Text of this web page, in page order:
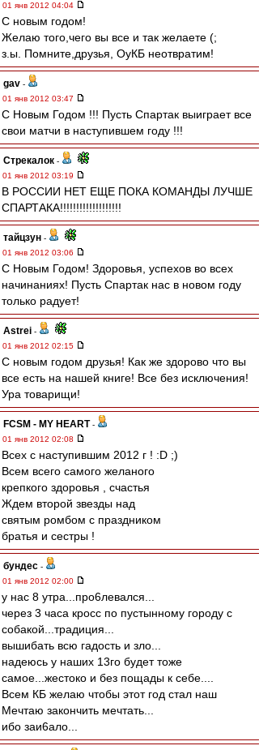
01 янв 2012 04:04
С новым годом!
Желаю того,чего вы все и так желаете (;
з.ы. Помните,друзья, ОуКБ неотвратим!
gav -
01 янв 2012 03:47
С Новым Годом !!! Пусть Спартак выиграет все
свои матчи в наступившем году !!!
Стрекалок -
01 янв 2012 03:19
В РОССИИ НЕТ ЕЩЕ ПОКА КОМАНДЫ ЛУЧШЕ
СПАРТАКА!!!!!!!!!!!!!!!!!!!
тайцзун -
01 янв 2012 03:06
С Новым Годом! Здоровья, успехов во всех
начинаниях! Пусть Спартак нас в новом году
только радует!
Astrei -
01 янв 2012 02:15
С новым годом друзья! Как же здорово что вы
все есть на нашей книге! Все без исключения!
Ура товарищи!
FCSM - MY HEART -
01 янв 2012 02:08
Всех с наступившим 2012 г ! :D ;)
Всем всего самого желаного
крепкого здоровья , счастья
Ждем второй звезды над
святым ромбом с праздником
братья и сестры !
бундес -
01 янв 2012 02:00
у нас 8 утра...про6левался...
через 3 часа кросс по пустынному городу с
собакой...традиция...
вышибать всю гадость и зло...
надеюсь у наших 13го будет тоже
самое...жестоко и без пощады к себе....
Всем КБ желаю чтобы этот год стал наш
Мечтаю закончить мечтать...
ибо заи6ало...